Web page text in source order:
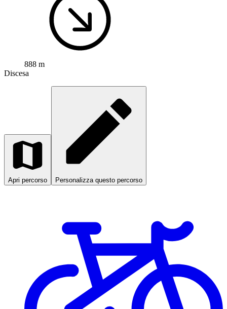
888 m
Discesa
Apri percorso Personalizza questo percorso